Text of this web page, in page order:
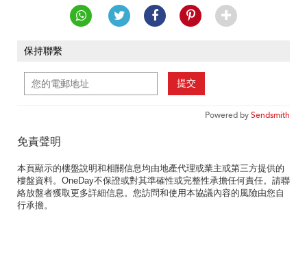
保持聯繫
提交
Powered bySendsmith
免責聲明
本頁顯示的樓盤說明和相關信息均由地產代理或業主或第三方提供的
樓盤資料。OneDay不保證或對其準確性或完整性承擔任何責任。請聯
絡放盤者獲取更多詳細信息。您訪問和使用本協議內容的風險由您自
行承擔。